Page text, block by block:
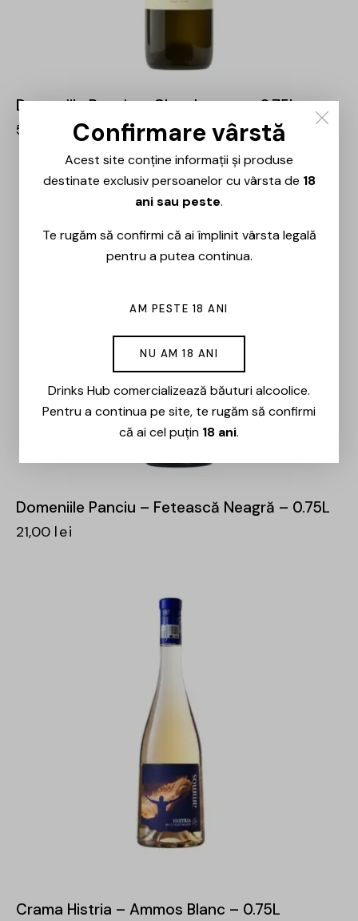
Domeniile Panciu – Chardonnay – 0.75L
58,00 lei
Domeniile Panciu – Fetească Neagră – 0.75L
21,00 lei
Crama Histria – Ammos Blanc – 0.75L
Confirmare vârstă
Acest site conține informații și produse
destinate exclusiv persoanelor cu vârsta de 18
ani sau peste.
Te rugăm să confirmi că ai împlinit vârsta legală
pentru a putea continua.
AM PESTE 18 ANI
NU AM 18 ANI
Drinks Hub comercializează băuturi alcoolice.
Pentru a continua pe site, te rugăm să confirmi
că ai cel puțin 18 ani.